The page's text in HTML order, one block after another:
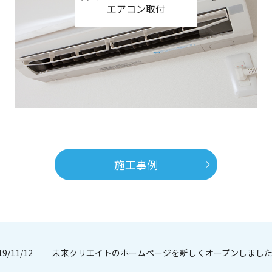
エアコン取付
施工事例
11/12 未来クリエイトのホームページを新しくオープンしまし